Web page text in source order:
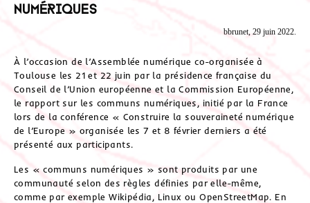
numériques
bbrunet, 29 juin 2022.
À l’occasion de l’Assemblée numérique co-organisée à
Toulouse les 21 et 22 juin par la présidence française du
Conseil de l’Union européenne et la Commission Européenne,
le rapport sur les communs numériques, initié par la France
lors de la conférence « Construire la souveraineté numérique
de l’Europe » organisée les 7 et 8 février derniers a été
présenté aux participants.
Les « communs numériques » sont produits par une
communauté selon des règles définies par elle-même,
comme par exemple Wikipédia, Linux ou OpenStreetMap. En